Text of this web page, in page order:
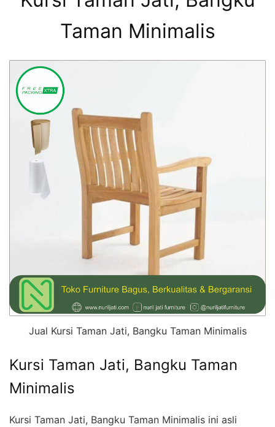
Taman Minimalis
Jual Kursi Taman Jati, Bangku Taman Minimalis
Kursi Taman Jati, Bangku Taman
Minimalis
Kursi Taman Jati, Bangku Taman Minimalis ini asli